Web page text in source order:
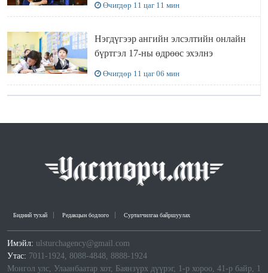
Өчигдөр 11 цаг 11 мин
Нэгдүгээр ангийн элсэлтийн онлайн
бүртгэл 17-ны өдрөөс эхэлнэ
Өчигдөр 11 цаг 06 мин
Бидний тухай Редакцын бодлого Сурталчилгаа байршуулах
Имэйл: ulsturchagency@gmail.com
Утас: 7011-1924, 8088-4848, 8888-1924
Монгол улс, Улаанбаатар хот, Баянзүрх дүүрэг, 1-р хороо, 41-р байр, 1